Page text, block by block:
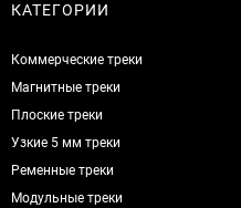
КАТЕГОРИИ
Коммерческие треки
Магнитные треки
Плоские треки
Узкие 5 мм треки
Ременные треки
Модульные треки